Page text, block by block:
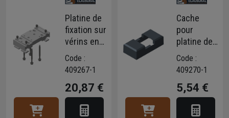
Platine de
fixation sur
vérins en
aluminium
pour
clôture
Stronger
Code :
409267-1
20,87 €
Cache
pour
platine de
fixation de
poteau
Anthracite
RAL7016
Code :
409270-1
5,54 €